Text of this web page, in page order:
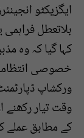
ایگزیکٹو
بلاتعطل
کہا گیا کہ وہ
خصوصی
ورکشاپ
وقت تیار
کے مطابق عملے